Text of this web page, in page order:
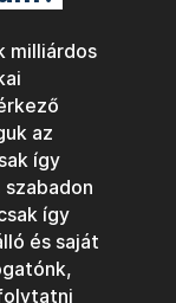
milliárdos
az
így
így
és saját